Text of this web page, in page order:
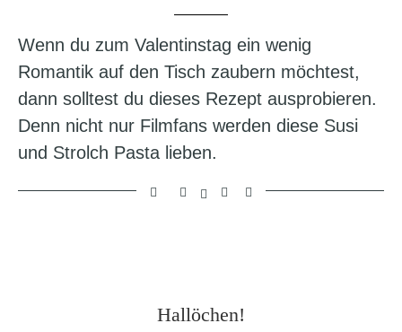
Wenn du zum Valentinstag ein wenig
Romantik auf den Tisch zaubern möchtest,
dann solltest du dieses Rezept ausprobieren.
Denn nicht nur Filmfans werden diese Susi
und Strolch Pasta lieben.
Hallöchen!